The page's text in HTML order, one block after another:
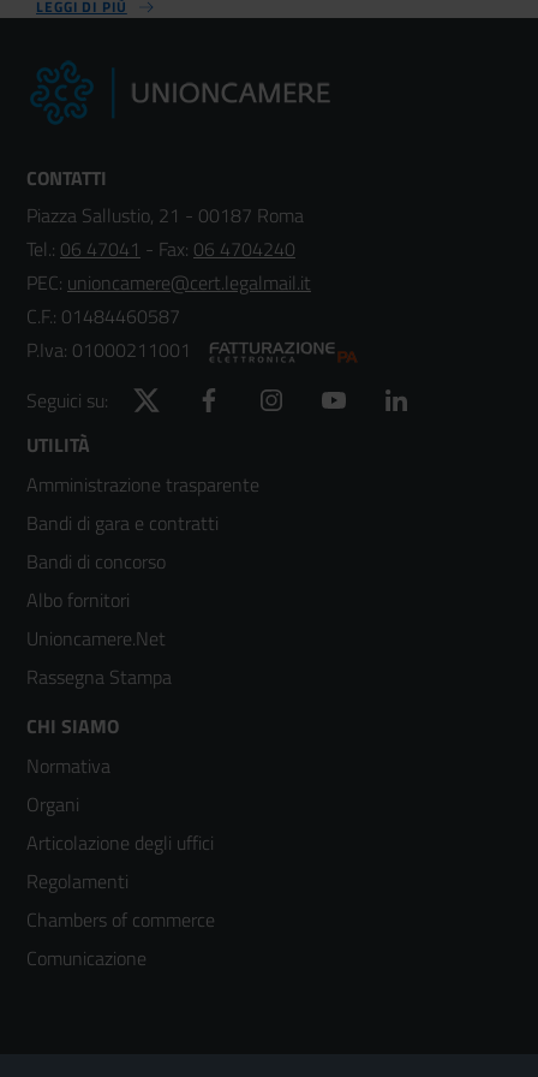
LEGGI DI PIÙ
CONTATTI
Piazza Sallustio, 21 - 00187 Roma
Tel.: 06 47041 - Fax: 06 4704240
PEC: unioncamere@cert.legalmail.it
C.F.: 01484460587
P.Iva: 01000211001
Seguici su:
Twitter Facebook Instagram YouTube
Footer
menù
colonna
2
UTILITÀ
Amministrazione trasparente
Bandi di gara e contratti
Bandi di concorso
Albo fornitori
Unioncamere.Net
Rassegna Stampa
Footer
menù
colonna
3
CHI SIAMO
Normativa
Organi
Articolazione degli uffici
Regolamenti
Chambers of commerce
Comunicazione